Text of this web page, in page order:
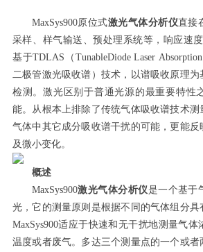
MaxSys900原位式激光气体分析仪直接
采样、样气输送、预处理系统等，响应速度
基于TDLAS（TunableDiode Laser
二极管激光吸收谱）技术，以谱吸收原理
检测。激光区别于普通光源的最重要特性
能。从根本上排除了传统气体吸收谱技术测
气体中其它成分吸收谱干扰的可能，更能
及微小变化。
概述
MaxSys900激光气体分析仪是一个基于
光，它的测量原则是根据不同的气体组分具
MaxSys900适应于快速和无干扰地测量气
温度或者废气。多达三个测量点的一个或者